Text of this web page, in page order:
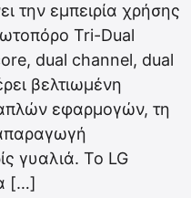
την εμπειρία χρήσης
Tri-Dual
dual channel, dual
βελτιωμένη
εφαρμογών, τη
γυαλιά. Το LG
[…]